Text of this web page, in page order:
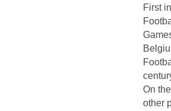
First
On
other